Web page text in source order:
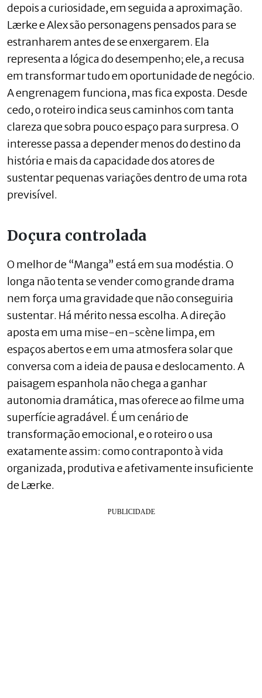
depois a curiosidade, em seguida a aproximação.
Lærke e Alex são personagens pensados para se
estranharem antes de se enxergarem. Ela
representa a lógica do desempenho; ele, a recusa
em transformar tudo em oportunidade de negócio.
A engrenagem funciona, mas fica exposta. Desde
cedo, o roteiro indica seus caminhos com tanta
clareza que sobra pouco espaço para surpresa. O
interesse passa a depender menos do destino da
história e mais da capacidade dos atores de
sustentar pequenas variações dentro de uma rota
previsível.
Doçura controlada
O melhor de “Manga” está em sua modéstia. O
longa não tenta se vender como grande drama
nem força uma gravidade que não conseguiria
sustentar. Há mérito nessa escolha. A direção
aposta em uma mise-en-scène limpa, em
espaços abertos e em uma atmosfera solar que
conversa com a ideia de pausa e deslocamento. A
paisagem espanhola não chega a ganhar
autonomia dramática, mas oferece ao filme uma
superfície agradável. É um cenário de
transformação emocional, e o roteiro o usa
exatamente assim: como contraponto à vida
organizada, produtiva e afetivamente insuficiente
de Lærke.